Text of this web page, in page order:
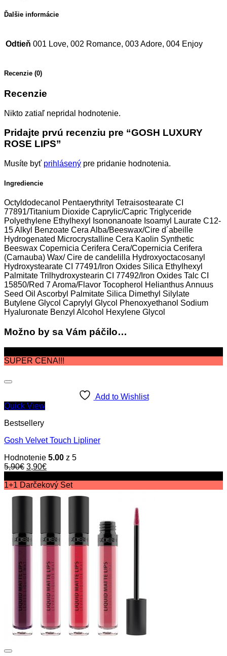
Ďalšie informácie
Odtieň 001 Love, 002 Romance, 003 Adore, 004 Enjoy
Recenzie (0)
Recenzie
Nikto zatiaľ nepridal hodnotenie.
Pridajte prvú recenziu pre “GOSH LUXURY
ROSE LIPS”
Musíte byť prihlásený pre pridanie hodnotenia.
Ingrediencie
Octyldodecanol Pentaerythrityl Tetraisostearate CI
77891/Titanium Dioxide Caprylic/Capric Triglyceride
Polyethylene Ethylhexyl Isononanoate Isoamyl Laurate C12-
15 Alkyl Benzoate Cera Alba/Beeswax/Cire d´abeille
Hydrogenated Microcrystalline Cera Kaolin Synthetic
Beeswax Copernicia Cerifera Cera/Copernicia Cerifera
(Carnauba) Wax/ Cire de candelilla Hydroxyoctacosanyl
Hydroxystearate CI 77491/Iron Oxides Silica Ethylhexyl
Palmitate Trilhydroxystearin CI 77492/Iron Oxides Talc CI
15850/Red 7 Aroma/Flavor Tocopherol Helianthus Annuus
Seed Oil Ascorbyl Palmitate Silica Dimethyl Silylate
Butylene Glycol Caprylyl Glycol Phenoxyethanol Sodium
Hyaluronate Benzyl Alcohol Hexylene Glycol
Možno by sa Vám páčilo…
SUPER CENA!!!
Add to Wishlist
Quick View
Bestsellery
Gosh Velvet Touch Lipliner
Hodnotenie 5.00 z 5
5,90€ Original
was:
3,90€Current
is:
1+1 Darčekový Set